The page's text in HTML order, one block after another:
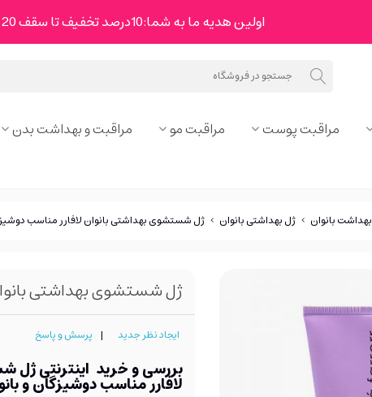
اولین هدیه ما به شما:10درصد تخفیف تا سقف 20 هزار تومان
مراقبت پوست مراقبت مو مراقبت و بهداشت بدن
بهداشت بانوان > ژل بهداشتی بانوان > ژل شستشوی بهداشتی بانوان لافارر مناسب
ژل شستشوی بهداشتی
ایجاد نظر جدید | پرسش و پاسخ
بررسی و خرید اینترنتی ژل
لافارر مناسب دوشیزگان و